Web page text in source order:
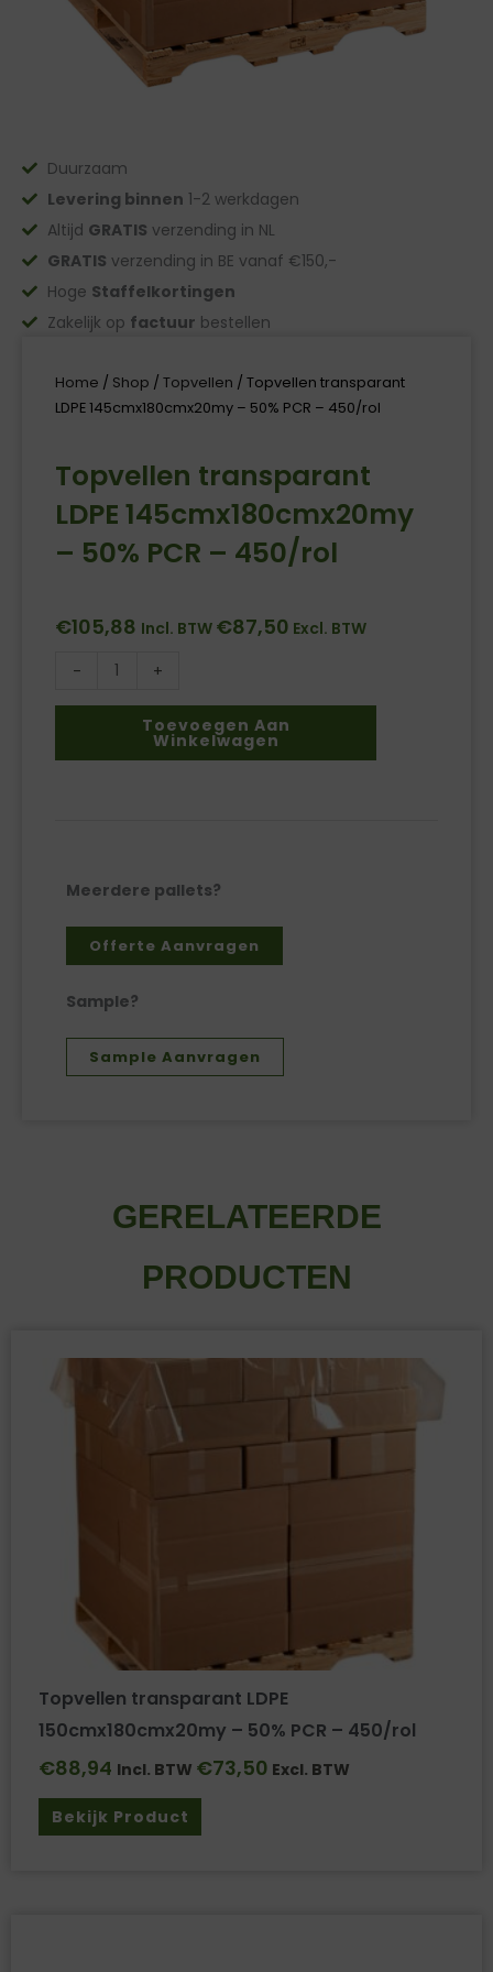
Duurzaam
Levering binnen 1-2 werkdagen
Altijd GRATIS verzending in NL
GRATIS verzending in BE vanaf €150,-
Hoge Staffelkortingen
Zakelijk op factuur bestellen
Home / Shop / Topvellen / Topvellen transparant
LDPE 145cmx180cmx20my – 50% PCR – 450/rol
Topvellen transparant
LDPE 145cmx180cmx20my
– 50% PCR – 450/rol
€105,88 Incl. BTW €87,50 Excl. BTW
-
transparant
aantal
+
Toevoegen Aan
Winkelwagen
Meerdere pallets?
Offerte Aanvragen
Sample?
Sample Aanvragen
GERELATEERDE
PRODUCTEN
Topvellen transparant LDPE
150cmx180cmx20my – 50% PCR – 450/rol
€88,94 Incl. BTW €73,50 Excl. BTW
Bekijk Product